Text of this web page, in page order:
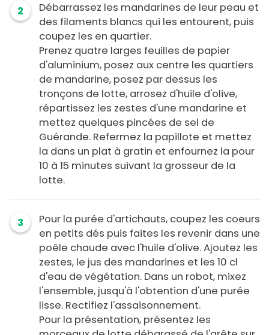
2
Débarrassez les mandarines de leur peau et
des filaments blancs qui les entourent, puis
coupez les en quartier.
Prenez quatre larges feuilles de papier
d'aluminium, posez aux centre les quartiers
de mandarine, posez par dessus les
tronçons de lotte, arrosez d'huile d'olive,
répartissez les zestes d'une mandarine et
mettez quelques pincées de sel de
Guérande. Refermez la papillote et mettez
la dans un plat à gratin et enfournez la pour
10 à 15 minutes suivant la grosseur de la
lotte.
3
Pour la purée d'artichauts, coupez les coeurs
en petits dés puis faites les revenir dans une
poêle chaude avec l'huile d'olive. Ajoutez les
zestes, le jus des mandarines et les 10 cl
d'eau de végétation. Dans un robot, mixez
l'ensemble, jusqu'à l'obtention d'une purée
lisse. Rectifiez l'assaisonnement.
Pour la présentation, présentez les